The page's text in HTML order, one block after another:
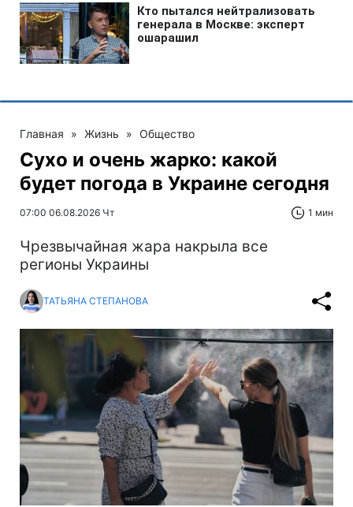
Главная » Жизнь » Общество
Сухо и очень жарко: какой
будет погода в Украине сегодня
07:00 06.08.2026 Чт 1 мин
Чрезвычайная жара накрыла все
регионы Украины
ТАТЬЯНА СТЕПАНОВА